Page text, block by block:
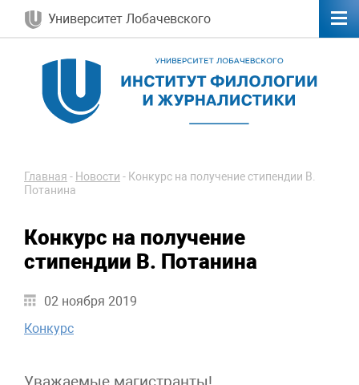
Университет Лобачевского
Главная - Новости - Конкурс на получение стипендии В.
Потанина
Конкурс на получение
стипендии В. Потанина
02 ноября 2019
Конкурс
Уважаемые магистранты!